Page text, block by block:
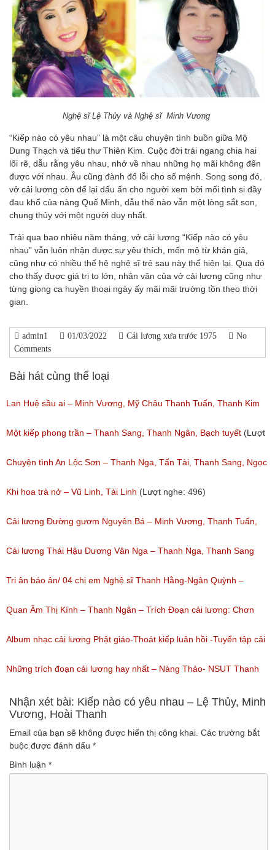
Nghệ sĩ Lệ Thủy và Nghệ sĩ Minh Vương
“Kiếp nào có yêu nhau” là một câu chuyện tình buồn giữa Mộ
Dung Thạch và tiểu thư Thiên Kim. Cuộc đời trái ngang chia hai
lối rẽ, dẫu rằng yêu nhau, nhớ về nhau những họ mãi không đến
được với nhau. Âu cũng đành đổ lỗi cho số mệnh. Song song đó,
vở cải lương còn để lại dấu ấn cho người xem bởi mối tình si đầy
đau khổ của nàng Quế Minh, dẫu thế nào vẫn một lòng sắt son,
chung thủy với một người duy nhất.
Trải qua bao nhiêu năm tháng, vở cải lương “Kiếp nào có yêu
nhau” vẫn luôn nhận được sự yêu thích, mến mộ từ khán giả,
cũng như có nhiều thế hệ nghệ sĩ trẻ sau này thể hiện lại. Qua đó
cho thấy được giá trị to lớn, nhân văn của vở cải lương cũng như
từng giọng ca huyền thoại ngày ấy mãi mãi trường tồn theo thời
gian.
admin1 01/03/2022 Cải lương xưa trước 1975
No
Comments
Bài hát cùng thể loại
Lan Huệ sầu ai – Minh Vương, Mỹ Châu Thanh Tuấn, Thanh Kim
Huệ
(Lượt nghe: 2,626)
Một kiếp phong trần – Thanh Sang, Thanh Ngân, Bạch tuyết (Lượt
nghe: 924)
Chuyện tình An Lộc Sơn – Thanh Nga, Tấn Tài, Thanh Sang, Ngọc
Giàu
(Lượt nghe: 1,251)
Khi hoa trà nở – Vũ Linh, Tài Linh (Lượt nghe: 496)
Cải lương Đường gươm Nguyên Bá – Minh Vương, Thanh Tuấn,
Thanh Kim Huệ, Chí Tâm, Thanh Sang
(Lượt nghe: 1,226)
Cải lương Thái Hậu Dương Vân Nga – Thanh Nga, Thanh Sang
nguyên tuồng
(Lượt nghe: 864)
Tri ân báo ân/ 04 chị em Nghệ sĩ Thanh Hằng-Ngân Quỳnh –
Thanh Ngọc – NSƯT Thanh Ngân
(Lượt nghe: 527)
Quan Âm Thị Kính – Thanh Ngân – Trích Đoạn cải lương: Chơn
Tâm 6
(Lượt nghe: 622)
Album nhạc cải lương Phật giáo-Thoát kiếp luân hồi -Tuyển tập cải
lương NSUT Thanh Ngân hay nhất
(Lượt nghe: 606)
Những trích đoạn cải lương hay nhất – Nàng Thảo- NSUT Thanh
Ngân
(Lượt nghe: 149)
Nhận xét bài: Kiếp nào có yêu nhau – Lệ Thủy, Minh
Vương, Hoài Thanh
Email của bạn sẽ không được hiển thị công khai. Các trường bắt
buộc được đánh dấu *
Bình luận *